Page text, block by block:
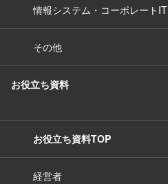
情報システム・コーポレートIT
その他
お役立ち資料
お役立ち資料TOP
経営者